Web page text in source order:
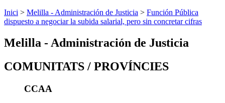
Inici > Melilla - Administración de Justicia > Función Pública
dispuesto a negociar la subida salarial, pero sin concretar cifras
Melilla - Administración de Justicia
COMUNITATS / PROVÍNCIES
CCAA